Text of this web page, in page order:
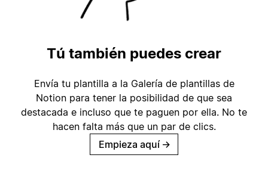
Tú también puedes crear
Envía tu plantilla a la Galería de plantillas de
Notion para tener la posibilidad de que sea
destacada e incluso que te paguen por ella. No te
hacen falta más que un par de clics.
Empieza aquí →